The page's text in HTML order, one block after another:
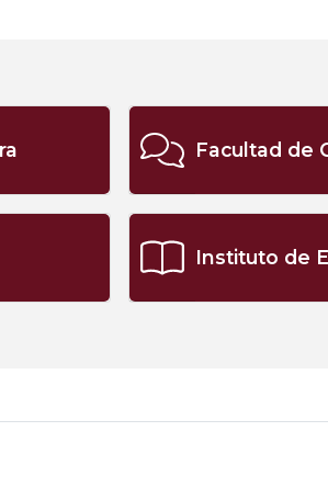
Facultad de
Instituto de